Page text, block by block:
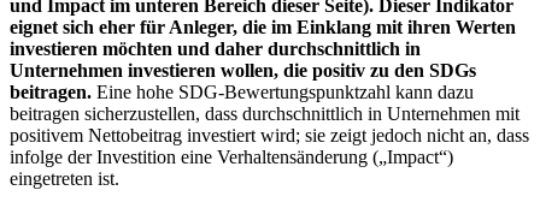
und Impact im unteren Bereich dieser Seite). Dieser Indikator
eignet sich eher für Anleger, die im Einklang mit ihren Werten
investieren möchten und daher durchschnittlich in
Unternehmen investieren wollen, die positiv zu den SDGs
beitragen. Eine hohe SDG-Bewertungspunktzahl kann dazu
beitragen sicherzustellen, dass durchschnittlich in Unternehmen mit
positivem Nettobeitrag investiert wird; sie zeigt jedoch nicht an, dass
infolge der Investition eine Verhaltensänderung („Impact“)
eingetreten ist.